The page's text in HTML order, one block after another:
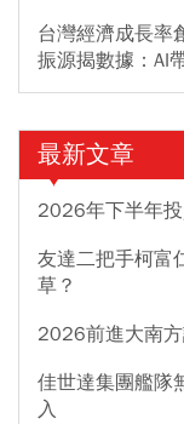
台灣經濟成長率
振源揭數據：AI
最新文章
2026年下半年
友達二把手柯富
草？
2026前進大南
佳世達集團艦隊
入